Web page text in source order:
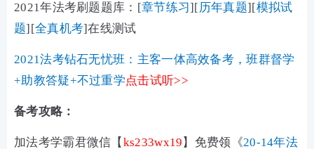
2021年法考刷题题库：[章节练习][历年真题][模拟试
题][全真机考]在线测试
2021法考钻石无忧班：主客一体高效备考，班群督学
+助教答疑+不过重学点击试听>>
备考攻略：
加法考学霸君微信【 ks233wx19 】免费领《20-14年法